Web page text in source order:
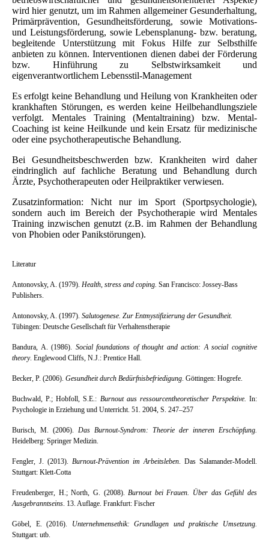
wird hier genutzt, um im Rahmen allgemeiner Gesunderhaltung,
Primärprävention, Gesundheitsförderung, sowie Motivations-
und Leistungsförderung, sowie Lebensplanung- bzw. beratung,
begleitende Unterstützung mit Fokus Hilfe zur Selbsthilfe
anbieten zu können.Interventionen dienen dabei der Förderung
bzw. Hinführung zu Selbstwirksamkeit und
eigenverantwortlichem Lebensstil-Management
Es erfolgt keine Behandlung und Heilung von Krankheiten oder
krankhaften Störungen, es werden keine Heilbehandlungsziele
verfolgt. Mentales Training (Mentaltraining) bzw. Mental-
Coaching ist keine Heilkunde und kein Ersatz für medizinische
oder eine psychotherapeutische Behandlung.
Bei Gesundheitsbeschwerden bzw. Krankheiten wird daher
eindringlich auf fachliche Beratung und Behandlung durch
Ärzte, Psychotherapeuten oder Heilpraktiker verwiesen.
Zusatzinformation: Nicht nur im Sport (Sportpsychologie),
sondern auch im Bereich der Psychotherapie wird Mentales
Training inzwischen genutzt (z.B. im Rahmen der Behandlung
von Phobien oder Panikstörungen).
Literatur
Antonovsky, A. (1979). Health, stress and coping. San Francisco: Jossey-Bass
Publishers.
Antonovsky, A. (1997). Salutogenese. Zur Entmystifizierung der Gesundheit.
Tübingen: Deutsche Gesellschaft für Verhaltenstherapie
Bandura, A. (1986). Social foundations of thought and action: A social cognitive
theory. Englewood Cliffs, N.J.: Prentice Hall.
Becker, P. (2006). Gesundheit durch Bedürfnisbefriedigung. Göttingen: Hogrefe.
Buchwald, P.; Hobfoll, S.E.: Burnout aus ressourcentheoretischer Perspektive. In:
Psychologie in Erziehung und Unterricht. 51. 2004, S. 247–257
Burisch, M. (2006). Das Burnout-Syndrom: Theorie der inneren Erschöpfung.
Heidelberg: Springer Medizin.
Fengler, J. (2013). Burnout-Prävention im Arbeitsleben. Das Salamander-Modell.
Stuttgart: Klett-Cotta
Freudenberger, H.; North, G. (2008).Burnout bei Frauen. Über das Gefühl des
Ausgebranntseins. 13. Auflage. Frankfurt: Fischer
Göbel, E. (2016). Unternehmensethik: Grundlagen und praktische Umsetzung.
Stuttgart: utb.